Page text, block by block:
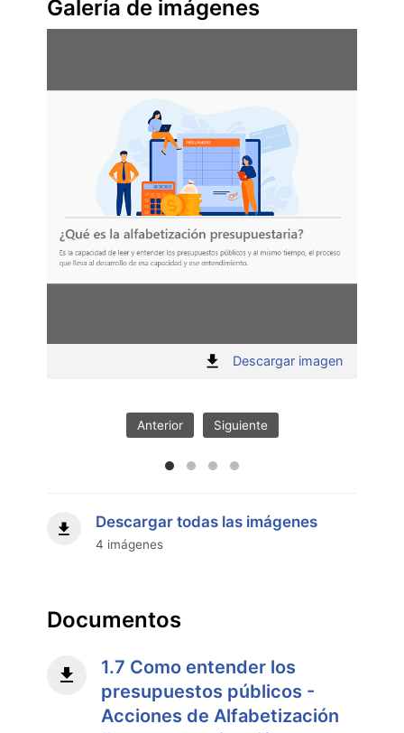
Galería de imágenes
Descargar imagen:
Anterior Siguiente
Descargar todas las imágenes
4 imágenes
Documentos
1.7 Como entender los
presupuestos públicos -
Acciones de Alfabetización